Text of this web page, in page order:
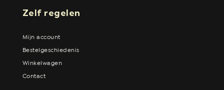
Zelf regelen
Mijn account
Bestelgeschiedenis
Winkelwagen
Contact